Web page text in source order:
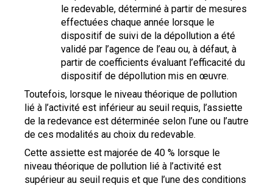
le redevable, déterminé à partir de mesures
effectuées chaque année lorsque le
dispositif de suivi de la dépollution a été
validé par l’agence de l’eau ou, à défaut, à
partir de coefficients évaluant l’efficacité du
dispositif de dépollution mis en œuvre.
Toutefois, lorsque le niveau théorique de pollution
lié à l’activité est inférieur au seuil requis, l’assiette
de la redevance est déterminée selon l’une ou l’autre
de ces modalités au choix du redevable.
Cette assiette est majorée de 40 % lorsque le
niveau théorique de pollution lié à l’activité est
supérieur au seuil requis et que l’une des conditions